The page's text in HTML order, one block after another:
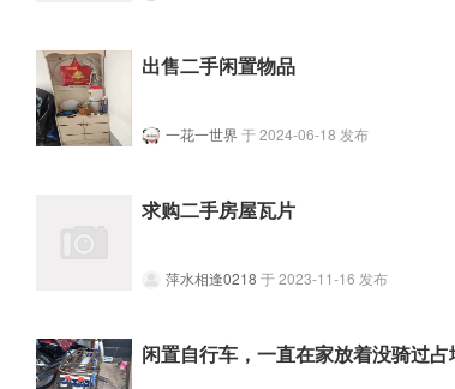
出售二手闲置物品
一花一世界 于 2024-06-18 发布
求购二手房屋瓦片
萍水相逢0218 于 2023-11-16 发布
闲置自行车，一直在家放着没骑过占